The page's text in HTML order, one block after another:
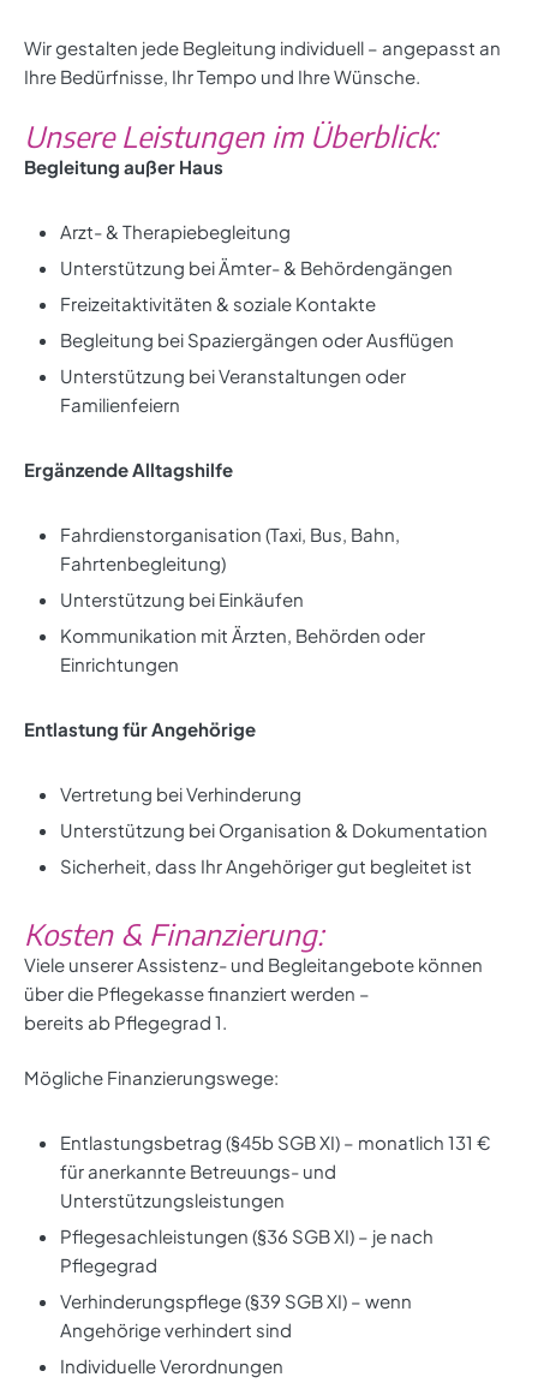
Wir gestalten jede Begleitung individuell – angepasst an
Ihre Bedürfnisse, Ihr Tempo und Ihre Wünsche.
Unsere Leistungen im Überblick:
Begleitung außer Haus
Arzt- & Therapiebegleitung
Unterstützung bei Ämter- & Behördengängen
Freizeitaktivitäten & soziale Kontakte
Begleitung bei Spaziergängen oder Ausflügen
Unterstützung bei Veranstaltungen oder
Familienfeiern
Ergänzende Alltagshilfe
Fahrdienstorganisation (Taxi, Bus, Bahn,
Fahrtenbegleitung)
Unterstützung bei Einkäufen
Kommunikation mit Ärzten, Behörden oder
Einrichtungen
Entlastung für Angehörige
Vertretung bei Verhinderung
Unterstützung bei Organisation & Dokumentation
Sicherheit, dass Ihr Angehöriger gut begleitet ist
Kosten & Finanzierung:
Viele unserer Assistenz- und Begleitangebote können
über die Pflegekasse finanziert werden –
bereits ab Pflegegrad 1.
Mögliche Finanzierungswege:
Entlastungsbetrag (§45b SGB XI) – monatlich 131 €
für anerkannte Betreuungs- und
Unterstützungsleistungen
Pflegesachleistungen (§36 SGB XI) – je nach
Pflegegrad
Verhinderungspflege (§39 SGB XI) – wenn
Angehörige verhindert sind
Individuelle Verordnungen